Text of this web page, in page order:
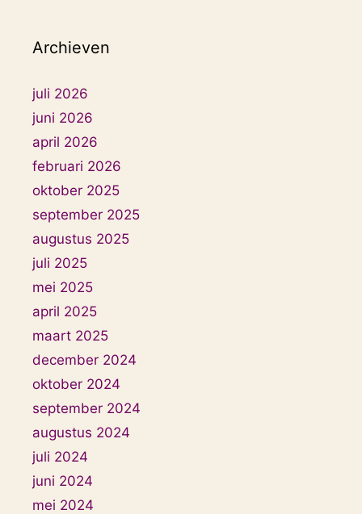
Archieven
juli 2026
juni 2026
april 2026
februari 2026
oktober 2025
september 2025
augustus 2025
juli 2025
mei 2025
april 2025
maart 2025
december 2024
oktober 2024
september 2024
augustus 2024
juli 2024
juni 2024
mei 2024